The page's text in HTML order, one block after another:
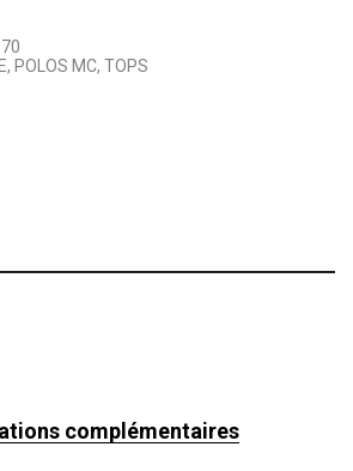
, POLOS MC, TOPS
complémentaires